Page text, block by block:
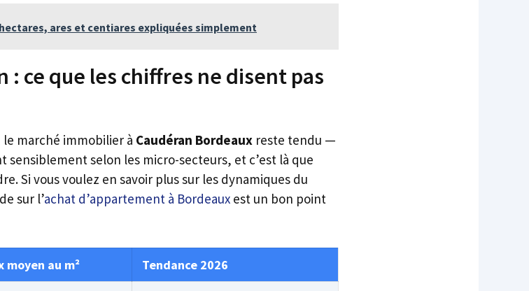
ares et centiares expliquées simplement
: ce que les chiffres ne disent pas
le marché immobilier à Caudéran Bordeaux reste tendu —
sensiblement selon les micro-secteurs, et c’est là que
Si vous voulez en savoir plus sur les dynamiques du
sur l’achat d’appartement à Bordeaux est un bon point
moyen au m² Tendance 2026